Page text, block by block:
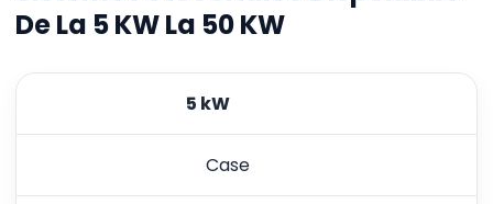
De La 5 KW La 50 KW
5 kW
Case